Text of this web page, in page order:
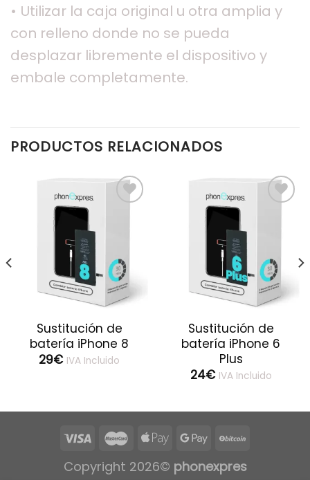
• Utilizar la caja original u otra amplia y
con relleno donde no se pueda
desplazar libremente el dispositivo y
embale completamente.
PRODUCTOS RELACIONADOS
Sustitución de
batería iPhone 8
29€ IVA Incluido
Sustitución de
batería iPhone 6
Plus
24€ IVA Incluido
Copyright 2026© phonexpres